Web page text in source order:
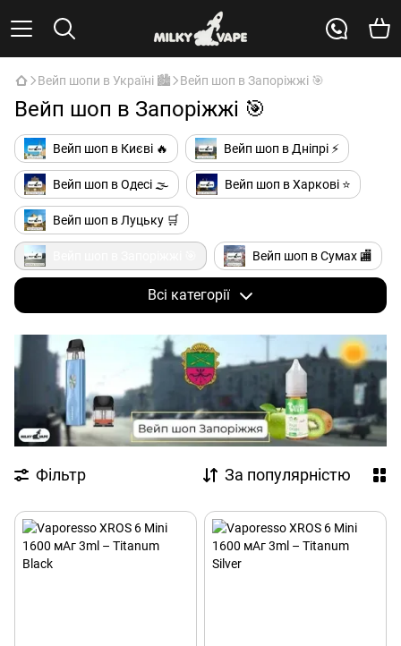
Вейп шопи в Україні 🏙️ Вейп шоп в Запоріжжі 🎯
Вейп шоп в Запоріжжі 🎯
Вейп шоп в Києві 🔥 Вейп шоп в Дніпрі ⚡
Вейп шоп в Одесі 🌫️ Вейп шоп в Харкові ⭐
Вейп шоп в Луцьку 🛒
Вейп шоп в Сумах 🏬
Вейп шоп у Львові 🆕Всі категорії
Фільтр За популярністю